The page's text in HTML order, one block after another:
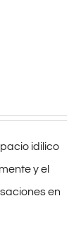
idilico
y el
en